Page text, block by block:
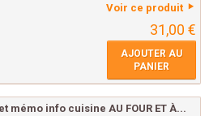
Voir ce produit
31,00 €
AJOUTER AU
PANIER
mémo info cuisine AU FOUR ET À...